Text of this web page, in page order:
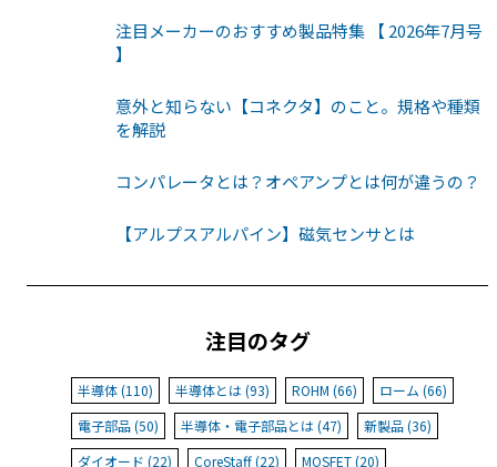
注目メーカーのおすすめ製品特集 【 2026年7月号
】
意外と知らない【コネクタ】のこと。規格や種類
を解説
コンパレータとは？オペアンプとは何が違うの？
【アルプスアルパイン】磁気センサとは
注目のタグ
半導体 (110) 半導体とは (93) ROHM (66)
ローム (66)
電子部品 (50)
半導体・電子部品とは (47)
新製品 (36)
ダイオード (22)
CoreStaff (22)
MOSFET (20)